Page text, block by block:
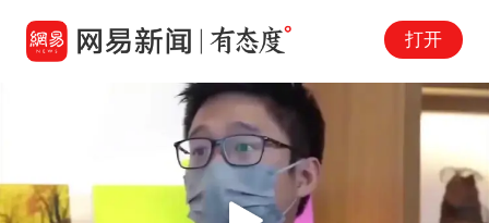
打开